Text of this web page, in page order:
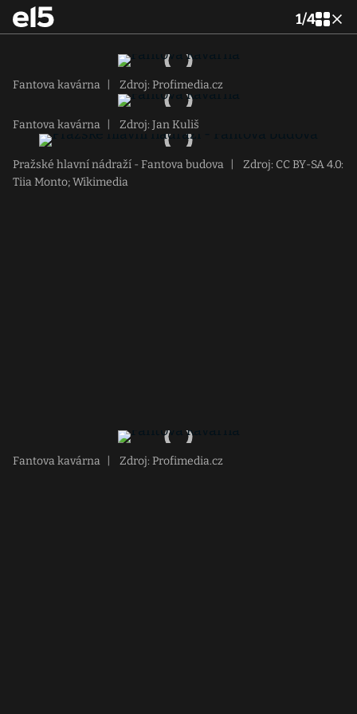
1/4
Fantova kavárna Zdroj: Profimedia.cz
Fantova kavárna Zdroj: Jan Kuliš
Pražské hlavní nádraží - Fantova budova
Zdroj: CC BY-SA 4.0:
Tiia Monto; Wikimedia
Fantova kavárna Zdroj: Profimedia.cz